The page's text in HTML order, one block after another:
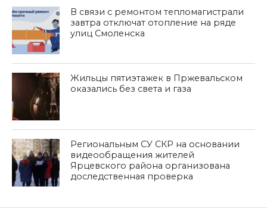
В связи с ремонтом тепломагистрали
завтра отключат отопление на ряде
улиц Смоленска
Жильцы пятиэтажек в Пржевальском
оказались без света и газа
Региональным СУ СКР на основании
видеообращения жителей
Ярцевского района организована
доследственная проверка